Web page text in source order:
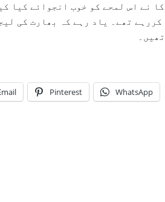
نے اس لمحے کو خوب انجوائے کیا
Pinterest WhatsApp